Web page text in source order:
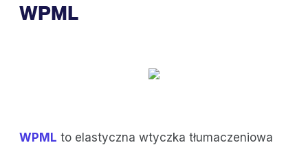
WPML
WPML to elastyczna wtyczka tłumaczeniowa